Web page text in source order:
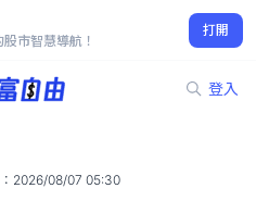
市智慧導航！
打開
登入
2.92%
2026/08/07 05:30